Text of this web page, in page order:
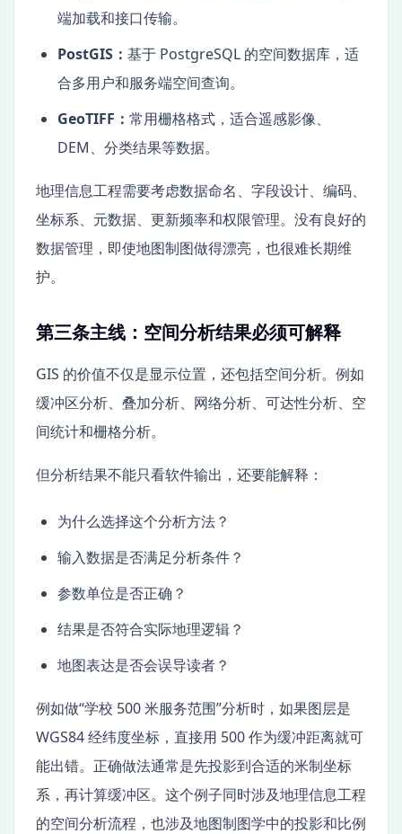
端加载和接口传输。
PostGIS： 基于 PostgreSQL 的空间数据库，适
合多用户和服务端空间查询。
GeoTIFF： 常用栅格格式，适合遥感影像、
DEM、分类结果等数据。
地理信息工程需要考虑数据命名、字段设计、编码、
坐标系、元数据、更新频率和权限管理。没有良好的
数据管理，即使地图制图做得漂亮，也很难长期维
护。
第三条主线：空间分析结果必须可解释
GIS 的价值不仅是显示位置，还包括空间分析。例如
缓冲区分析、叠加分析、网络分析、可达性分析、空
间统计和栅格分析。
但分析结果不能只看软件输出，还要能解释：
为什么选择这个分析方法？
输入数据是否满足分析条件？
参数单位是否正确？
结果是否符合实际地理逻辑？
地图表达是否会误导读者？
例如做“学校 500 米服务范围”分析时，如果图层是
WGS84 经纬度坐标，直接用 500 作为缓冲距离就可
能出错。正确做法通常是先投影到合适的米制坐标
系，再计算缓冲区。这个例子同时涉及地理信息工程
的空间分析流程，也涉及地图制图学中的投影和比例